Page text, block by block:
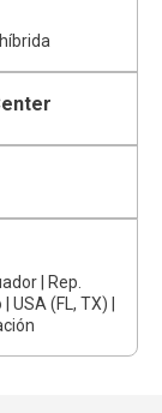
| Rep.
(FL, TX) |